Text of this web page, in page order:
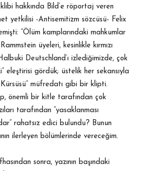
hakkında Bild’e röportaj veren
yetkilisi -Antisemitizm sözcüsü- Felix
“Ölüm kamplarındaki mahkumlar
üyeleri, kesinlikle kırmızı
Deutschland’ı izlediğimizde, çok
eleştirisi gördük; üstelik her sekansıyla
Kürsüsü” müfredatı gibi bir klipti.
önemli bir kitle tarafından çok
tarafından “yasaklanması
rahatsız edici bulundu? Bunun
ilerleyen bölümlerinde vereceğim.
sonra, yazının başındaki